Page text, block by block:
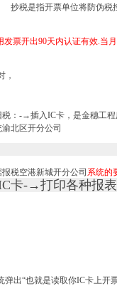
税是指开票单位将防伪税
票开出90天内认证有效.当
，
税：-→插入IC卡，是金穗
北区开分公司
税空港新城开分公司 系统的
卡-→打印各种
“也就是读取你IC卡上开票